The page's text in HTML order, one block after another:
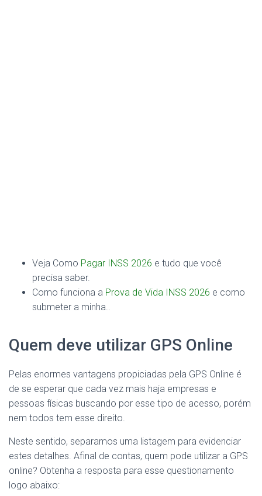
Veja Como Pagar INSS 2026 e tudo que você
precisa saber.
Como funciona a Prova de Vida INSS 2026 e como
submeter a minha..
Quem deve utilizar GPS Online
Pelas enormes vantagens propiciadas pela GPS Online é
de se esperar que cada vez mais haja empresas e
pessoas físicas buscando por esse tipo de acesso, porém
nem todos tem esse direito.
Neste sentido, separamos uma listagem para evidenciar
estes detalhes. Afinal de contas, quem pode utilizar a GPS
online? Obtenha a resposta para esse questionamento
logo abaixo: